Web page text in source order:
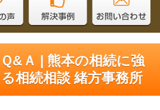
&Ａ | 熊本の相続に強
相続相談 緒方事務所